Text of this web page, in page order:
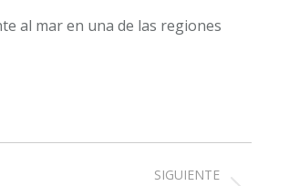
al mar en una de las regiones
SIGUIENTE